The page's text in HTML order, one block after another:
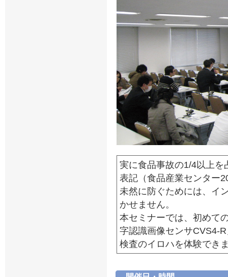
実に食品事故の1/4以上を
表記（食品産業センター
未然に防ぐためには、イ
かせません。
本セミナーでは、初めて
字認識画像センサCVS4-
検査のイロハを体験でき